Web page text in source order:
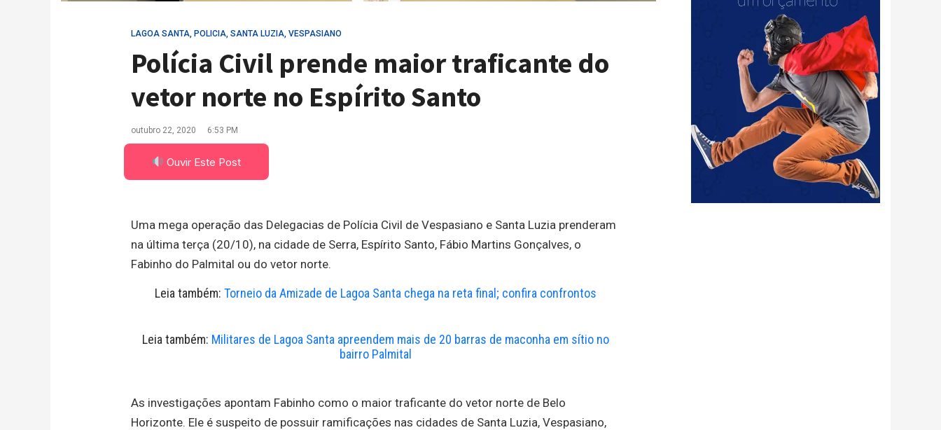
LAGOA SANTA, POLICIA, SANTA LUZIA, VESPASIANO
Polícia Civil prende maior traficante do
vetor norte no Espírito Santo
outubro 22, 2020 6:53 PM
Ouvir Este Post
Uma mega operação das Delegacias de Polícia Civil de Vespasiano e Santa Luzia prenderam
na última terça (20/10), na cidade de Serra, Espírito Santo, Fábio Martins Gonçalves, o
Fabinho do Palmital ou do vetor norte.
Leia também:Torneio da Amizade de Lagoa Santa chega na reta final; confira confrontos
Leia também: Militares de Lagoa Santa apreendem mais de 20 barras de maconha em sítio no
bairro Palmital
As investigações apontam Fabinho como o maior traficante do vetor norte de Belo
Horizonte. Ele é suspeito de possuir ramificações nas cidades de Santa Luzia, Vespasiano,